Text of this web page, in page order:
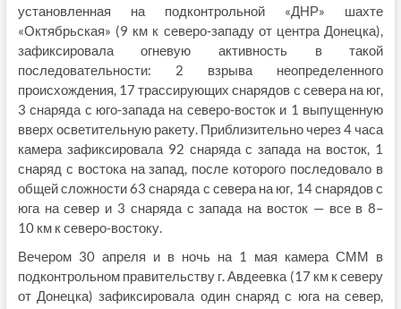
установленная на подконтрольной «ДНР» шахте
«Октябрьская» (9 км к северо‑западу от центра Донецка),
зафиксировала огневую активность в такой
последовательности: 2 взрыва неопределенного
происхождения, 17 трассирующих снарядов с севера на юг,
3 снаряда с юго‑запада на северо‑восток и 1 выпущенную
вверх осветительную ракету. Приблизительно через 4 часа
камера зафиксировала 92 снаряда с запада на восток, 1
снаряд с востока на запад, после которого последовало в
общей сложности 63 снаряда с севера на юг, 14 снарядов с
юга на север и 3 снаряда с запада на восток — все в 8–
10 км к северо‑востоку.
Вечером 30 апреля и в ночь на 1 мая камера СММ в
подконтрольном правительству г. Авдеевка (17 км к северу
от Донецка) зафиксировала один снаряд с юга на север,